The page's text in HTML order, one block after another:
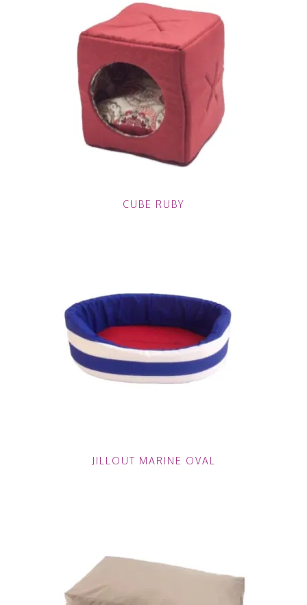
CUBE RUBY
JILLOUT MARINE OVAL